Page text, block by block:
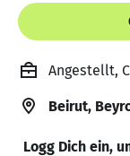
Angestellt,
Beirut,
Logg Dich ein,